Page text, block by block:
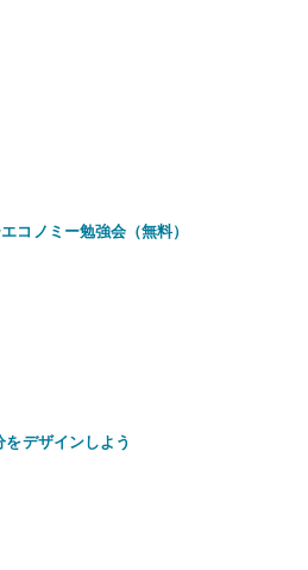
コノミー勉強会（無料）
デザインしよう